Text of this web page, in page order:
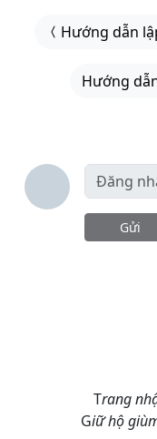
Hướng dẫn
Hướng
Gửi
Trang
Giữ hộ